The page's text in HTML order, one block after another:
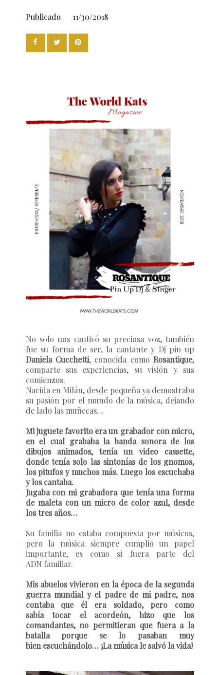
Publicado 11/30/2018
No solo nos cautivó su preciosa voz, también
fue su forma de ser, la cantante y Dj pin up
Daniela Cucchetti, conocida como Rosantique,
comparte sus experiencias, su visión y sus
comienzos.
Nacida en Milán, desde pequeña ya demostraba
su pasión por el mundo de la música, dejando
de lado las muñecas…
Mi juguete favorito era un grabador con micro,
en el cual grababa la banda sonora de los
dibujos animados, tenía un video cassette,
donde tenía solo las sintonías de los gnomos,
los pitufos y muchos más. Luego los escuchaba
y los cantaba.
Jugaba con mi grabadora que tenía una forma
de maleta con un micro de color azul, desde
los tres años…
Su familia no estaba compuesta por músicos,
pero la música siempre cumplió un papel
importante, es como si fuera parte del
ADN familiar.
Mis abuelos vivieron en la época de la segunda
guerra mundial y el padre de mi padre, nos
contaba que él era soldado, pero como
sabía tocar el acordeón, hizo que los
comandantes, no permitieran que fuera a la
batalla porque se lo pasaban muy
bien escuchándolo… ¡La música le salvó la vida!